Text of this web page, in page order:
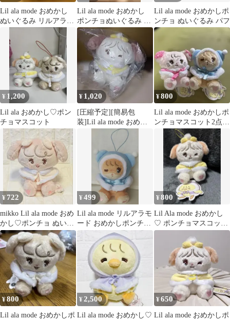
Lil ala mode おめかし
ぬいぐるみ リルアラモ
Lil ala mode おめかし
ポンチョぬいぐるみ キ
ャミー mikko
Lil ala mode おめかしポ
ンチョ ぬいぐるみ パフ
¥ 1,200
Lil ala おめかし♡ポン
チョマスコット
¥ 1,020
[圧縮予定][簡易包
装]Lil ala mode おめか
し ポンチョ ぬいぐ
¥800
Lil ala mode おめかしポ
ンチョマスコット2点セ
ット
¥ 722
mikko Lil ala mode おめ
かし♡ポンチョ ぬいぐ
るみ ナッツ
¥499
Lil ala mode リルアラモ
ード おめかしポンチョ
マスコット ラテ
¥800
Lil Ala mode おめかし
♡ ポンチョマスコット
スフレ
¥800
Lil ala mode おめかしポ
¥2,500
Lil ala mode おめかし♡
¥650
Lil ala mode おめかしポ